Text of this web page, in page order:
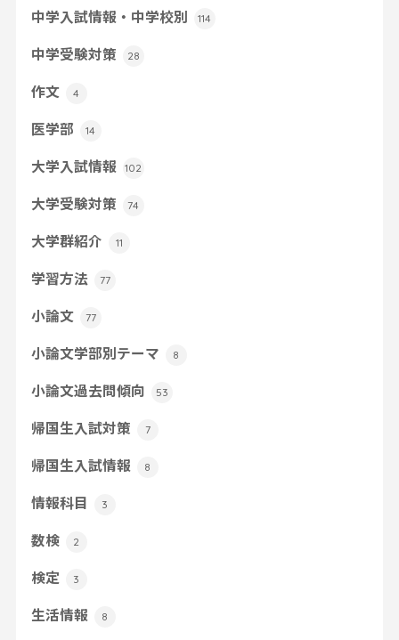
中学入試情報・中学校別 114
中学受験対策 28
作文 4
医学部 14
大学入試情報 102
大学受験対策 74
大学群紹介 11
学習方法 77
小論文 77
小論文学部別テーマ 8
小論文過去問傾向 53
帰国生入試対策 7
帰国生入試情報 8
情報科目 3
数検 2
検定 3
生活情報 8